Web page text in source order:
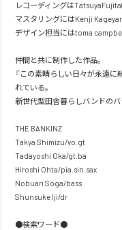
レコーディングは
マスタリングにはKenji
デザイン担当にはtoma
仲間と共に制作した作品。
『この素晴らしい日々が永遠
れている。
新世代型田舎暮らしバンドのバ
THE BANKINZ
Takya Shimizu/vo.gt
Tadayoshi Oka/gt.ba
Hiroshi Ohta/pia.sin.sax
Nobuari Soga/bass
Shunsuke Iji/dr
●検索ワード●